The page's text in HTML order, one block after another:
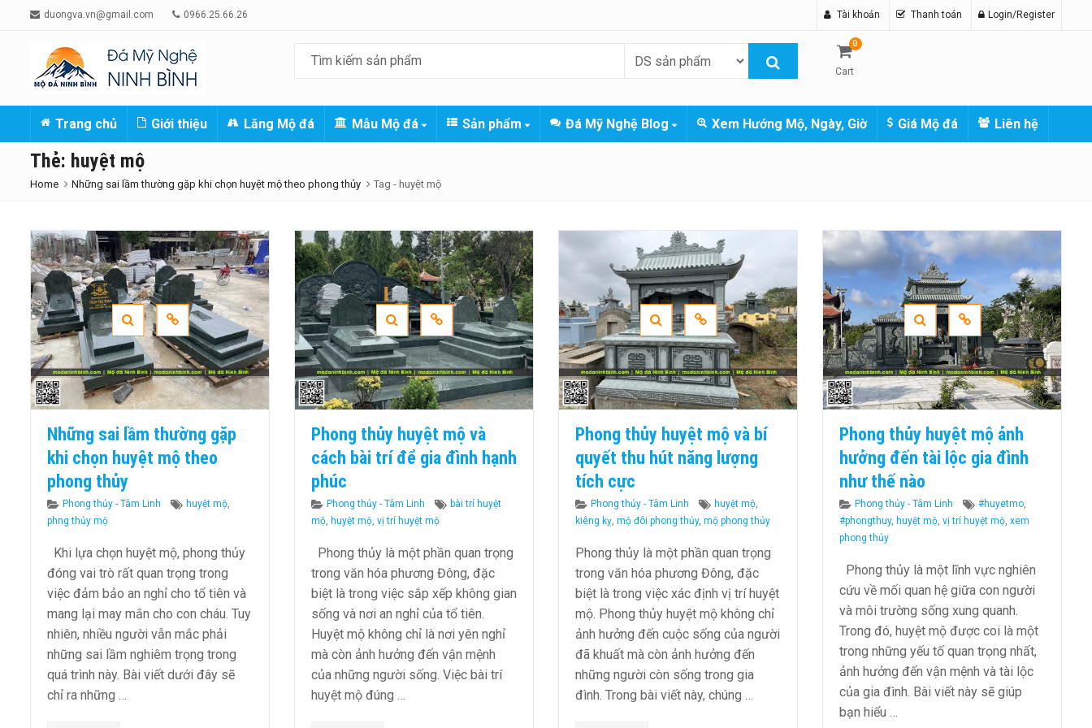
duongva.vn@gmail.com 0966.25.66.26 Tài khoản Thanh toán Login/Register
0
Cart
Trang chủ Giới thiệu Lăng Mộ đá Mẫu Mộ đá Sản phẩm Đá Mỹ Nghệ Blog Xem Hướng Mộ, Ngày, Giờ Giá Mộ đá Liên hệ
Thẻ: huyệt mộ
Home Những sai lầm thường gặp khi chọn huyệt mộ theo phong thủy Tag - huyệt mộ
Những sai lầm thường gặp
khi chọn huyệt mộ theo
phong thủy
Categories
Phong thủy - Tâm Linh Tags
huyệt mộ,
phng thủy mộ
Khi lựa chọn huyệt mộ, phong thủy
đóng vai trò rất quan trọng trong
việc đảm bảo an nghỉ cho tổ tiên và
mang lại may mắn cho con cháu. Tuy
nhiên, nhiều người vẫn mắc phải
những sai lầm nghiêm trọng trong
quá trình này. Bài viết dưới đây sẽ
chỉ ra những …
Phong thủy huyệt mộ và
cách bài trí để gia đình hạnh
phúc
Categories
Phong thủy - Tâm Linh Tags
bài trí huyệt
mộ, huyệt mộ, vị trí huyệt mộ
Phong thủy là một phần quan trọng
trong văn hóa phương Đông, đặc
biệt là trong việc sắp xếp không gian
sống và nơi an nghỉ của tổ tiên.
Huyệt mộ không chỉ là nơi yên nghỉ
mà còn ảnh hưởng đến vận mệnh
của những người sống. Việc bài trí
huyệt mộ đúng …
Phong thủy huyệt mộ và bí
quyết thu hút năng lượng
tích cực
Categories
Phong thủy - Tâm Linh Tags
huyệt mộ,
kiêng kỵ, mộ đôi phong thủy, mộ phong thủy
Phong thủy là một phần quan trọng
trong văn hóa phương Đông, đặc
biệt là trong việc xác định vị trí huyệt
mộ. Phong thủy huyệt mộ không chỉ
ảnh hưởng đến cuộc sống của người
đã khuất mà còn ảnh hưởng đến
những người còn sống trong gia
đình. Trong bài viết này, chúng …
Phong thủy huyệt mộ ảnh
hưởng đến tài lộc gia đình
như thế nào
Categories
Phong thủy - Tâm Linh Tags
#huyetmo,
#phongthuy, huyệt mộ, vị trí huyệt mộ, xem
phong thủy
Phong thủy là một lĩnh vực nghiên
cứu về mối quan hệ giữa con người
và môi trường sống xung quanh.
Trong đó, huyệt mộ được coi là một
trong những yếu tố quan trọng nhất,
ảnh hưởng đến vận mệnh và tài lộc
của gia đình. Bài viết này sẽ giúp
bạn hiểu …